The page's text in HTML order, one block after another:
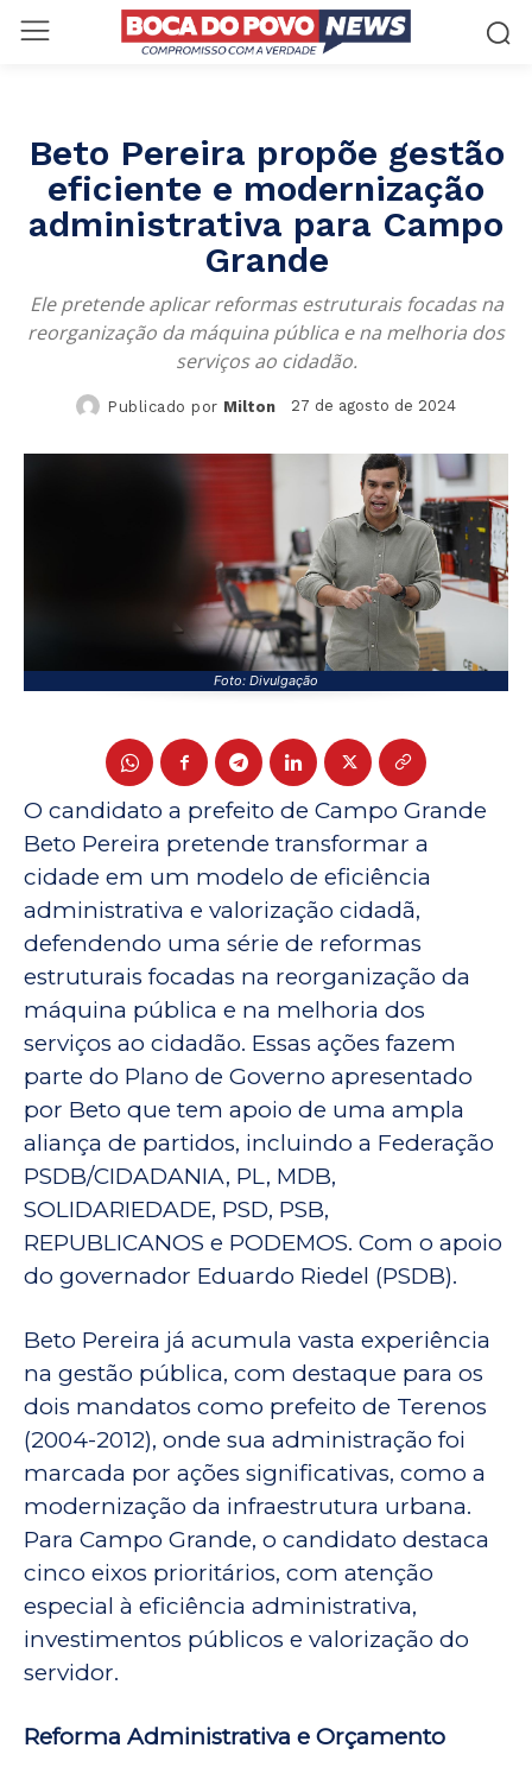
Beto Pereira propõe gestão
eficiente e modernização
administrativa para Campo
Grande
Ele pretende aplicar reformas estruturais focadas na
reorganização da máquina pública e na melhoria dos
serviços ao cidadão.
Publicado por Milton 27 de agosto de 2024
Foto: Divulgação
O candidato a prefeito de Campo Grande
Beto Pereira pretende transformar a
cidade em um modelo de eficiência
administrativa e valorização cidadã,
defendendo uma série de reformas
estruturais focadas na reorganização da
máquina pública e na melhoria dos
serviços ao cidadão. Essas ações fazem
parte do Plano de Governo apresentado
por Beto que tem apoio de uma ampla
aliança de partidos, incluindo a Federação
PSDB/CIDADANIA, PL, MDB,
SOLIDARIEDADE, PSD, PSB,
REPUBLICANOS e PODEMOS. Com o apoio
do governador Eduardo Riedel (PSDB).
Beto Pereira já acumula vasta experiência
na gestão pública, com destaque para os
dois mandatos como prefeito de Terenos
(2004-2012), onde sua administração foi
marcada por ações significativas, como a
modernização da infraestrutura urbana.
Para Campo Grande, o candidato destaca
cinco eixos prioritários, com atenção
especial à eficiência administrativa,
investimentos públicos e valorização do
servidor.
Reforma Administrativa e Orçamento